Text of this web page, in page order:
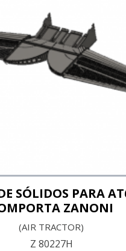
Ver detalhes
SÓLIDOS PARA
ZANONI
(AIR TRACTOR)
Z 80227H